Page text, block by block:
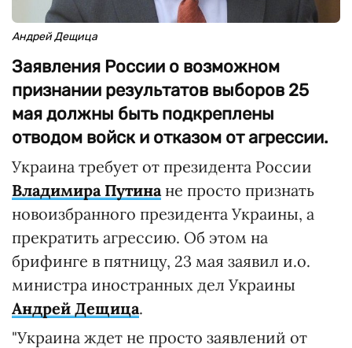
Андрей Дещица
Заявления России о возможном
признании результатов выборов 25
мая должны быть подкреплены
отводом войск и отказом от агрессии.
Украина требует от президента России
Владимира Путинане просто признать
новоизбранного президента Украины, а
прекратить агрессию. Об этом на
брифинге в пятницу, 23 мая заявил и.о.
министра иностранных дел Украины
Андрей Дещица.
"Украина ждет не просто заявлений от